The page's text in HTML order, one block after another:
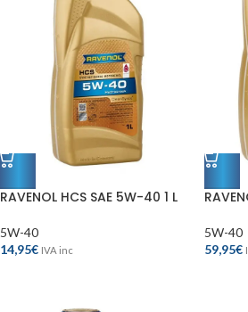
RAVENOL HCS SAE 5W-40 1 L
5W-40
14,95€ IVA inc
5W-40
59,95€